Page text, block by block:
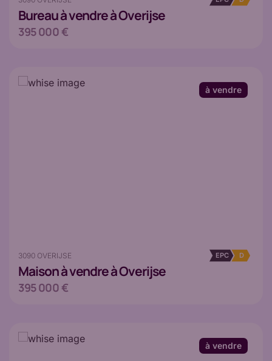
Bureauà vendre à Overijse
395 000 €
3090 OVERIJSE
Maisonà vendre à Overijse
EPC D
395 000 €
à vendre
à vendre